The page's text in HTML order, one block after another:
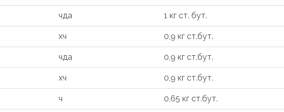
чда 1 кг ст. бут.
хч 0,9 кг ст.бут.
чда 0,9 кг ст.бут.
хч 0,9 кг ст.бут.
ч 0,65 кг ст.бут.